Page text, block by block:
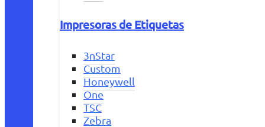
Impresoras de Etiquetas
3nStar
Custom
Honeywell
One
TSC
Zebra